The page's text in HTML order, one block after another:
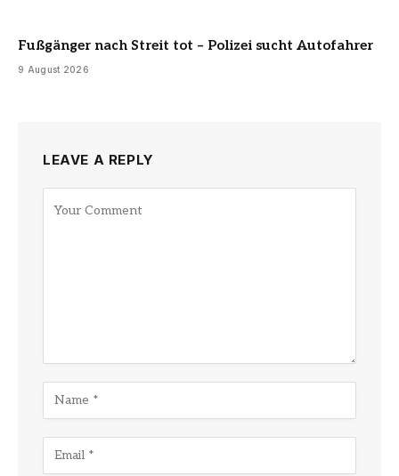
Fußgänger nach Streit tot – Polizei sucht Autofahrer
9 August 2026
LEAVE A REPLY